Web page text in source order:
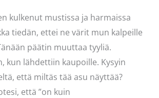
kulkenut mustissa ja harmaissa
tiedän, ettei ne värit mun kalpeille
päätin muuttaa tyyliä.
kun lähdettiin kaupoille. Kysyin
että miltäs tää asu näyttää?
että ”on kuin